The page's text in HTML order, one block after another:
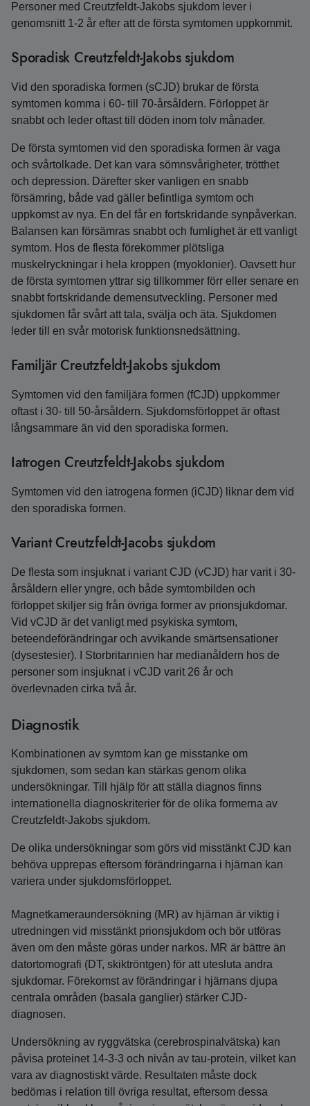
Personer med Creutzfeldt-Jakobs sjukdom lever i
genomsnitt 1-2 år efter att de första symtomen uppkommit.
Sporadisk Creutzfeldt-Jakobs sjukdom
Vid den sporadiska formen (sCJD) brukar de första
symtomen komma i 60- till 70-årsåldern. Förloppet är
snabbt och leder oftast till döden inom tolv månader.
De första symtomen vid den sporadiska formen är vaga
och svårtolkade. Det kan vara sömnsvårigheter, trötthet
och depression. Därefter sker vanligen en snabb
försämring, både vad gäller befintliga symtom och
uppkomst av nya. En del får en fortskridande synpåverkan.
Balansen kan försämras snabbt och fumlighet är ett vanligt
symtom. Hos de flesta förekommer plötsliga
muskelryckningar i hela kroppen (myoklonier). Oavsett hur
de första symtomen yttrar sig tillkommer förr eller senare en
snabbt fortskridande demensutveckling. Personer med
sjukdomen får svårt att tala, svälja och äta. Sjukdomen
leder till en svår motorisk funktionsnedsättning.
Familjär Creutzfeldt-Jakobs sjukdom
Symtomen vid den familjära formen (fCJD) uppkommer
oftast i 30- till 50-årsåldern. Sjukdomsförloppet är oftast
långsammare än vid den sporadiska formen.
Iatrogen Creutzfeldt-Jakobs sjukdom
Symtomen vid den iatrogena formen (iCJD) liknar dem vid
den sporadiska formen.
Variant Creutzfeldt-Jacobs sjukdom
De flesta som insjuknat i variant CJD (vCJD) har varit i 30-
årsåldern eller yngre, och både symtombilden och
förloppet skiljer sig från övriga former av prionsjukdomar.
Vid vCJD är det vanligt med psykiska symtom,
beteendeförändringar och avvikande smärtsensationer
(dysestesier). I Storbritannien har medianåldern hos de
personer som insjuknat i vCJD varit 26 år och
överlevnaden cirka två år.
Diagnostik
Kombinationen av symtom kan ge misstanke om
sjukdomen, som sedan kan stärkas genom olika
undersökningar. Till hjälp för att ställa diagnos finns
internationella diagnoskriterier för de olika formerna av
Creutzfeldt-Jakobs sjukdom.
De olika undersökningar som görs vid misstänkt CJD kan
behöva upprepas eftersom förändringarna i hjärnan kan
variera under sjukdomsförloppet.
Magnetkameraundersökning (MR) av hjärnan är viktig i
utredningen vid misstänkt prionsjukdom och bör utföras
även om den måste göras under narkos. MR är bättre än
datortomografi (DT, skiktröntgen) för att utesluta andra
sjukdomar. Förekomst av förändringar i hjärnans djupa
centrala områden (basala ganglier) stärker CJD-
diagnosen.
Undersökning av ryggvätska (cerebrospinalvätska) kan
påvisa proteinet 14-3-3 och nivån av tau-protein, vilket kan
vara av diagnostiskt värde. Resultaten måste dock
bedömas i relation till övriga resultat, eftersom dessa